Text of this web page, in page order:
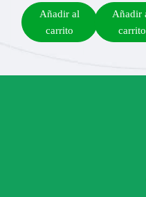
Añadir al
carrito
Añadir
carrito